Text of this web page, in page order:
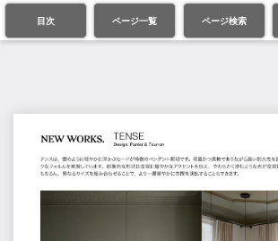
目次 ページ一覧 ページ検索